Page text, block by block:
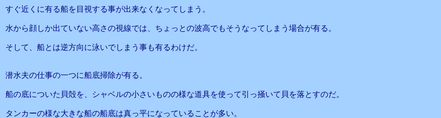
すぐ近くに有る船を目視する事が出来なくなってしまう。
水から顔しか出ていない高さの視線では、ちょっとの波高でもそうなってしまう場合が有る。
そして、船とは逆方向に泳いでしまう事も有るわけだ。
潜水夫の仕事の一つに船底掃除が有る。
船の底についた貝殻を、シャベルの小さいものの様な道具を使って引っ掻いて貝を落とすのだ。
タンカーの様な大きな船の船底は真っ平になっていることが多い。